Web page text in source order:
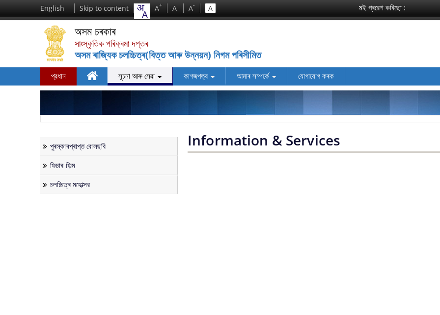
English Skip to content A+ A A- A মই প্ৰৱেশ কৰিছো :
অসম চৰকাৰ
সাংস্কৃতিক পৰিক্ৰমা দপ্তৰ
অসম ৰাজ্যিক চলচ্চিত্ৰ(বিত্ত আৰু উন্নয়ন) নিগম পৰিসীমিত
প্রধান
ঘৰ
সূচনা আৰু সেৱা
চলচ্চিত্ৰ মহোত্সৱ
কাগজপত্র আমাৰ সম্পর্কে
ইতিহাস
আমাৰ সংমণ্ডল/ ক্ষেত্ৰ কাৰ্য্যালয়সমূহ
যোগাযোগ কৰক
পুৰস্কাৰপ্ৰাপ্ত বোলছবি
ফিচাৰ ফিল্ম
চলচ্চিত্ৰ মহোত্সৱ
Information & Services